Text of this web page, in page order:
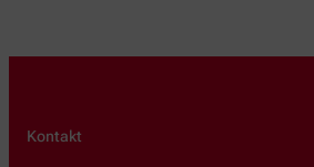
Kontakt